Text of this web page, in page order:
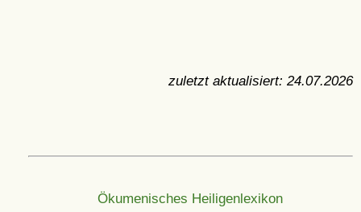
zuletzt aktualisiert: 24.07.2026
Ökumenisches Heiligenlexikon